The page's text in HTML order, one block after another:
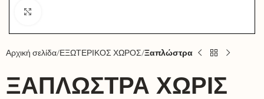
Αρχική σελίδα ΕΞΩΤΕΡΙΚΟΣ ΧΩΡΟΣ Ξαπλώστρα
ΞΑΠΛΩΣΤΡΑ ΧΩΡΙΣ